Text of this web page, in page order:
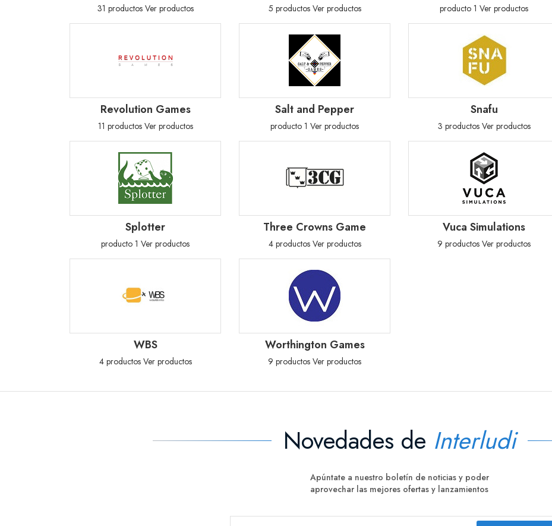
31 productos Ver productos 5 productos Ver productos producto 1 Ver productos
Revolution Games
11 productos Ver productos
Salt and Pepper
producto 1 Ver productos
Snafu
3 productos Ver productos
Splotter
producto 1 Ver productos
Three Crowns Game
4 productos Ver productos
Vuca Simulations
9 productos Ver productos
WBS
4 productos Ver productos
Worthington Games
9 productos Ver productos
Novedades de Interludi
Apúntate a nuestro boletín de noticias y poder
aprovechar las mejores ofertas y lanzamientos